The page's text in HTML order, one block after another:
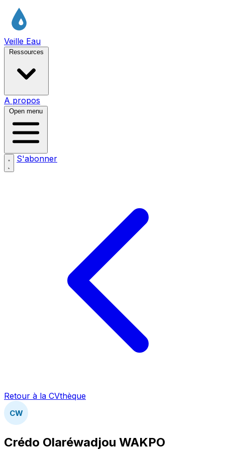
Veille Eau
Ressources
A propos
Open menu
S'abonner
Retour à la CVthèque
CW
Crédo Olaréwadjou WAKPO